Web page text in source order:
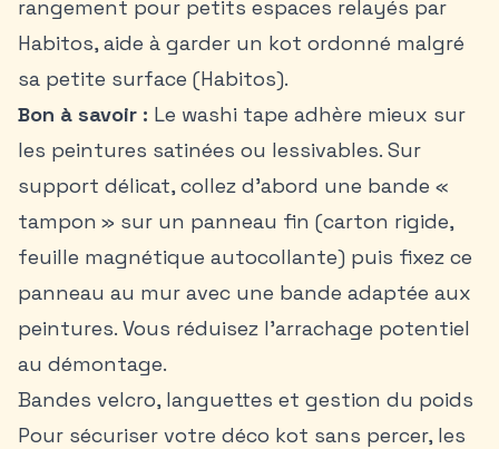
rangement pour petits espaces relayés par
Habitos, aide à garder un kot ordonné malgré
sa petite surface (Habitos).
Bon à savoir : Le washi tape adhère mieux sur
les peintures satinées ou lessivables. Sur
support délicat, collez d’abord une bande «
tampon » sur un panneau fin (carton rigide,
feuille magnétique autocollante) puis fixez ce
panneau au mur avec une bande adaptée aux
peintures. Vous réduisez l’arrachage potentiel
au démontage.
Bandes velcro, languettes et gestion du poids
Pour sécuriser votre déco kot sans percer, les